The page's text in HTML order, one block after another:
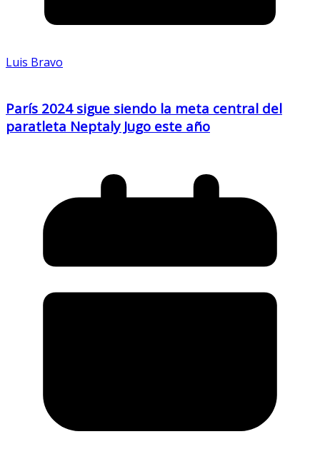
Luis Bravo
París 2024 sigue siendo la meta central del
paratleta Neptaly Jugo este año